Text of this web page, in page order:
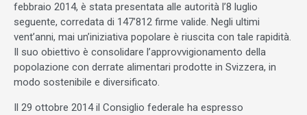
febbraio 2014, è stata presentata alle autorità l’8 luglio
seguente, corredata di 147’812 firme valide. Negli ultimi
vent’anni, mai un’iniziativa popolare è riuscita con tale rapidità.
Il suo obiettivo è consolidare l’approvvigionamento della
popolazione con derrate alimentari prodotte in Svizzera, in
modo sostenibile e diversificato.
Il 29 ottobre 2014 il Consiglio federale ha espresso